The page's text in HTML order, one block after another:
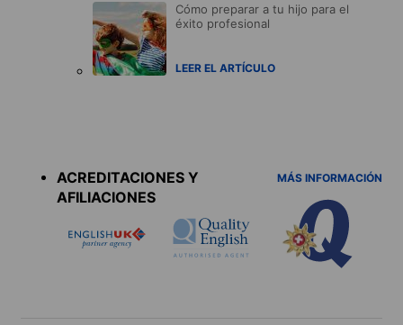
Cómo preparar a tu hijo para el
éxito profesional
LEER EL ARTÍCULO
ACREDITACIONES Y
AFILIACIONES
MÁS INFORMACIÓN